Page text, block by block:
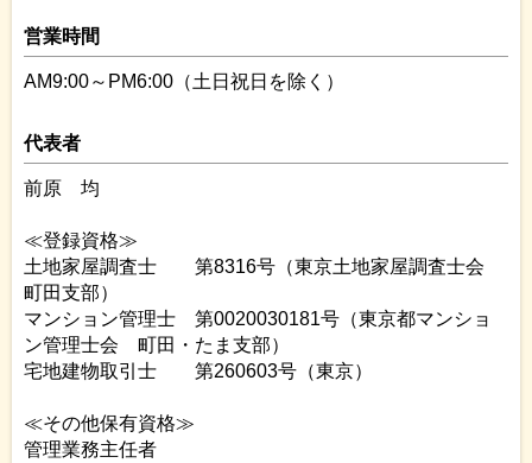
営業時間
AM9:00～PM6:00（土日祝日を除く）
代表者
前原 均
≪登録資格≫
土地家屋調査士 第8316号（東京土地家屋調査士会
町田支部）
マンション管理士 第0020030181号（東京都マンショ
ン管理士会 町田・たま支部）
宅地建物取引士 第260603号（東京）
≪その他保有資格≫
管理業務主任者